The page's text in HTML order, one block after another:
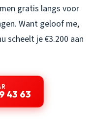
gratis langs voor
Want geloof me,
scheelt je €3.200 aan
43 63